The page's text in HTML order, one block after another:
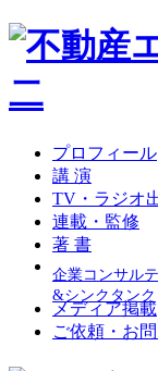
プロフィール
講 演
TV・ラジオ
連載・監修
著 書
企業コンサル
&シンクタンク
メディア掲載
ご依頼・お